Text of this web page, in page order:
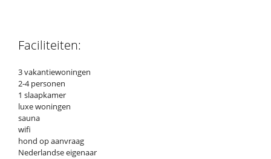
Faciliteiten:
3 vakantiewoningen
2-4 personen
1 slaapkamer
luxe woningen
sauna
wifi
hond op aanvraag
Nederlandse eigenaar